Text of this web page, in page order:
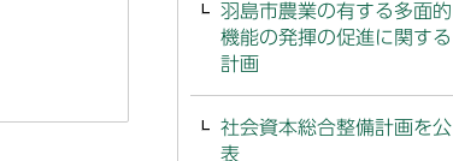
羽島市農業の有する多面的
機能の発揮の促進に関する
計画
社会資本総合整備計画を公
表